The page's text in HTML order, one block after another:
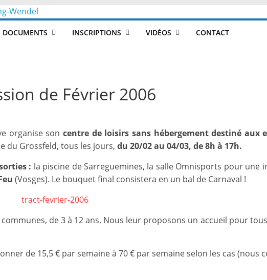
DOCUMENTS INSCRIPTIONS VIDÉOS CONTACT
de Février 2006
organise son centre de loisirs sans hébergement destiné aux
du Grossfeld, tous les jours, du 20/02 au 04/03, de 8h à 17h.
: la piscine de Sarreguemines, la salle Omnisports pour une
(Vosges). Le bouquet final consistera en un bal de Carnaval !
de 3 à 12 ans. Nous leur proposons un accueil pour
de 15,5 € par semaine à 70 € par semaine selon les cas (nous